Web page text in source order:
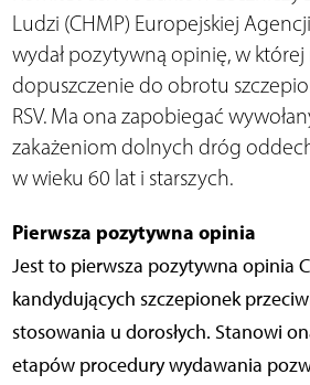
Ludzi (CHMP) Europejskiej
wydał pozytywną opinię, w
dopuszczenie do obrotu
RSV. Ma ona zapobiegać
zakażeniom dolnych dróg
w wieku 60 lat i starszych.
Pierwsza pozytywna opinia
Jest to pierwsza pozytywna opinia
kandydujących szczepionek
stosowania u dorosłych. Stanowi
etapów procedury wydawania